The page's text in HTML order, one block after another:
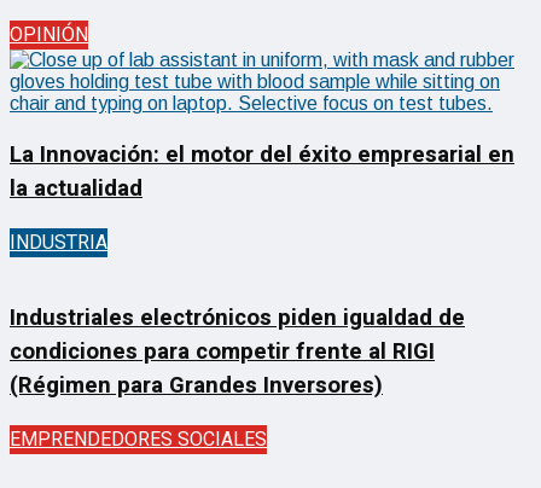
OPINIÓN
La Innovación: el motor del éxito empresarial en
la actualidad
INDUSTRIA
Industriales electrónicos piden igualdad de
condiciones para competir frente al RIGI
(Régimen para Grandes Inversores)
EMPRENDEDORES SOCIALES